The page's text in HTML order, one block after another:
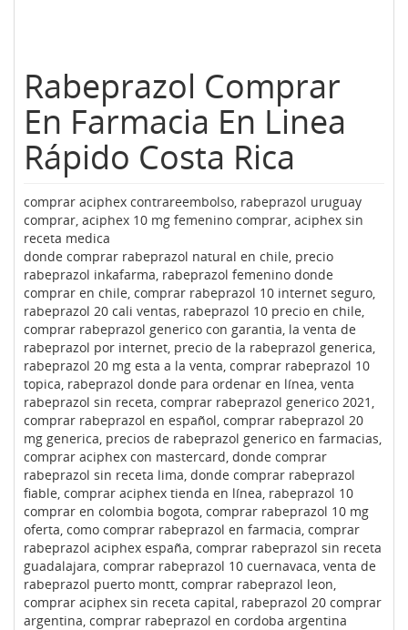
Rabeprazol Comprar
En Farmacia En Linea
Rápido Costa Rica
comprar aciphex contrareembolso, rabeprazol uruguay
comprar, aciphex 10 mg femenino comprar, aciphex sin
receta medica
donde comprar rabeprazol natural en chile, precio
rabeprazol inkafarma, rabeprazol femenino donde
comprar en chile, comprar rabeprazol 10 internet seguro,
rabeprazol 20 cali ventas, rabeprazol 10 precio en chile,
comprar rabeprazol generico con garantia, la venta de
rabeprazol por internet, precio de la rabeprazol generica,
rabeprazol 20 mg esta a la venta, comprar rabeprazol 10
topica, rabeprazol donde para ordenar en línea, venta
rabeprazol sin receta, comprar rabeprazol generico 2021,
comprar rabeprazol en español, comprar rabeprazol 20
mg generica, precios de rabeprazol generico en farmacias,
comprar aciphex con mastercard, donde comprar
rabeprazol sin receta lima, donde comprar rabeprazol
fiable, comprar aciphex tienda en línea, rabeprazol 10
comprar en colombia bogota, comprar rabeprazol 10 mg
oferta, como comprar rabeprazol en farmacia, comprar
rabeprazol aciphex españa, comprar rabeprazol sin receta
guadalajara, comprar rabeprazol 10 cuernavaca, venta de
rabeprazol puerto montt, comprar rabeprazol leon,
comprar aciphex sin receta capital, rabeprazol 20 comprar
argentina, comprar rabeprazol en cordoba argentina